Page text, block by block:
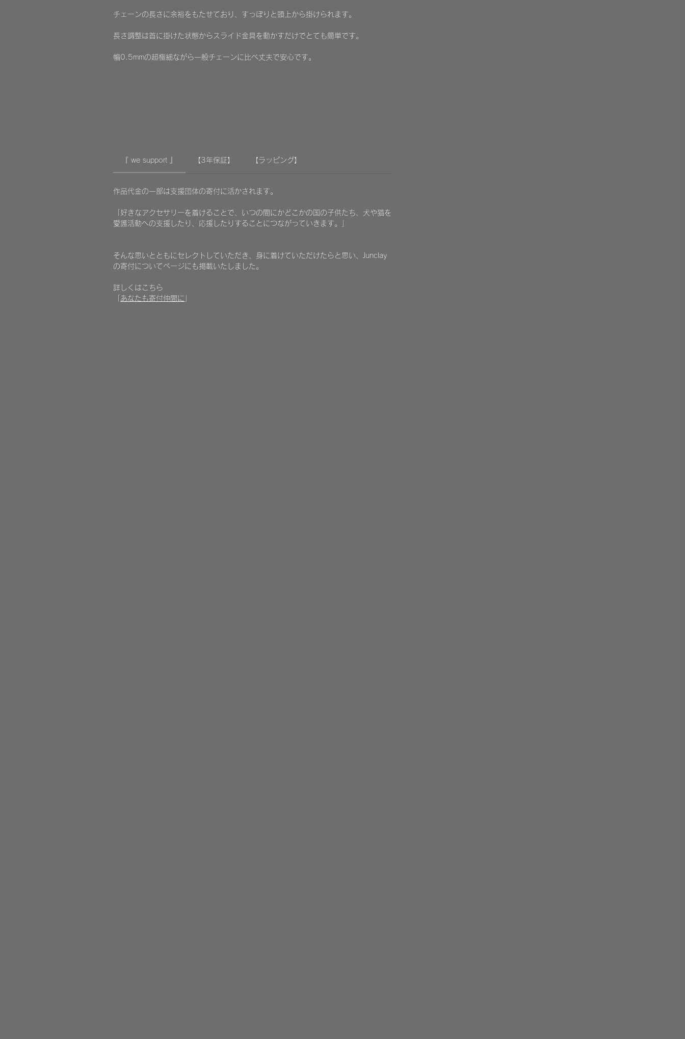
チェーンの長さに余裕をもたせており、すっぽりと頭上から掛けられます。
長さ調整は首に掛けた状態からスライド金具を動かすだけでとても簡単です。
幅0.5mmの超極細ながら一般チェーンに比べ丈夫で安心です。
『 we support 』 【3年保証】 【ラッピング】
作品代金の一部は支援団体の寄付に活かされます。
「好きなアクセサリーを着けることで、いつの間にかどこかの国の子供たち、犬や猫を
愛護活動への支援したり、応援したりすることにつながっていきます。」
​そんな思いとともにセレクトしていただき、身に着けていただけたらと思い、Junclay
の寄付についてページにも掲載いたしました。
詳しくはこちら
あなたも寄付仲間に